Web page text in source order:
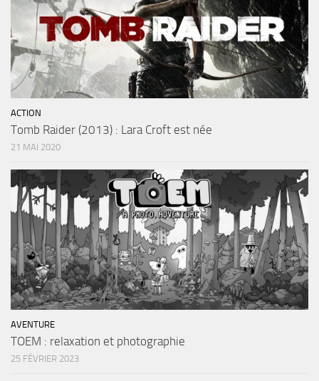
ACTION
Tomb Raider (2013) : Lara Croft est née
21 MAI 2020
AVENTURE
TOEM : relaxation et photographie
25 FÉVRIER 2023